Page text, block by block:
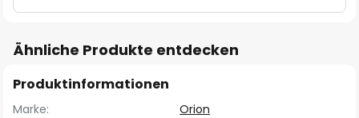
Ähnliche Produkte entdecken
Produktinformationen
Marke:
Orion